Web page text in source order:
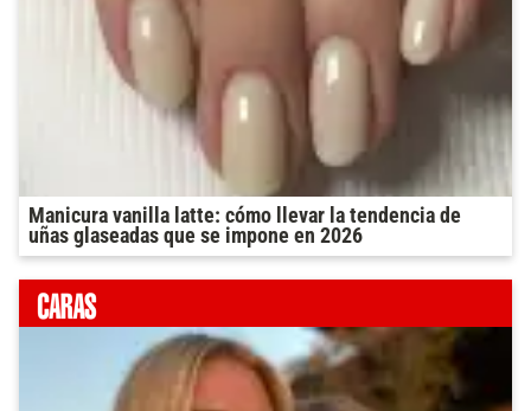
Manicura vanilla latte: cómo llevar la tendencia de
uñas glaseadas que se impone en 2026